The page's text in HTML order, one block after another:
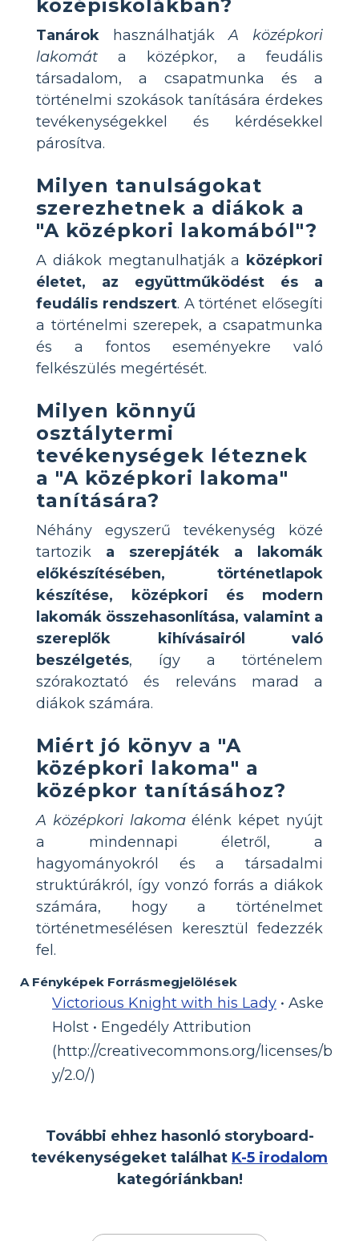
középiskolákban?
Tanárok használhatjákA középkori
lakomát a középkor, a feudális
társadalom, a csapatmunka és a
történelmi szokások tanítására érdekes
tevékenységekkel és kérdésekkel
párosítva.
Milyen tanulságokat
szerezhetnek a diákok a
"A középkori lakomából"?
A diákok megtanulhatják a középkori
életet, az együttműködést és a
feudális rendszert. A történet elősegíti
a történelmi szerepek, a csapatmunka
és a fontos eseményekre való
felkészülés megértését.
Milyen könnyű
osztálytermi
tevékenységek léteznek
a "A középkori lakoma"
tanítására?
Néhány egyszerű tevékenység közé
tartozik a szerepjáték a lakomák
előkészítésében, történetlapok
készítése, középkori és modern
lakomák összehasonlítása, valamint a
szereplők kihívásairól való
beszélgetés, így a történelem
szórakoztató és releváns marad a
diákok számára.
Miért jó könyv a "A
középkori lakoma" a
középkor tanításához?
A középkori lakomaélénk képet nyújt
a mindennapi életről, a
hagyományokról és a társadalmi
struktúrákról, így vonzó forrás a diákok
számára, hogy a történelmet
történetmesélésen keresztül fedezzék
fel.
A Fényképek Forrásmegjelölések
Victorious Knight with his Lady • Aske
Holst • Engedély Attribution
(http://creativecommons.org/licenses/b
y/2.0/)
További ehhez hasonló storyboard-
tevékenységeket találhat K-5 irodalom
kategóriánkban!